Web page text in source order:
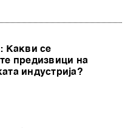
Какви се
предизвици на
индустрија?